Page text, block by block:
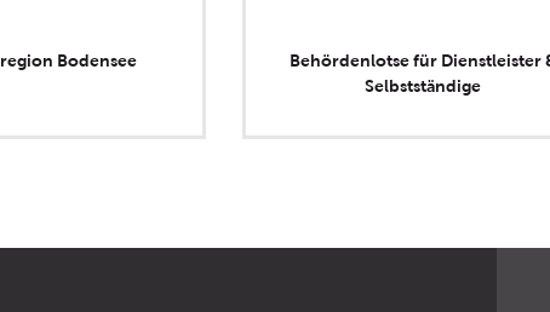
Bodensee
Behördenlotse für Dienstleister
Selbstständige